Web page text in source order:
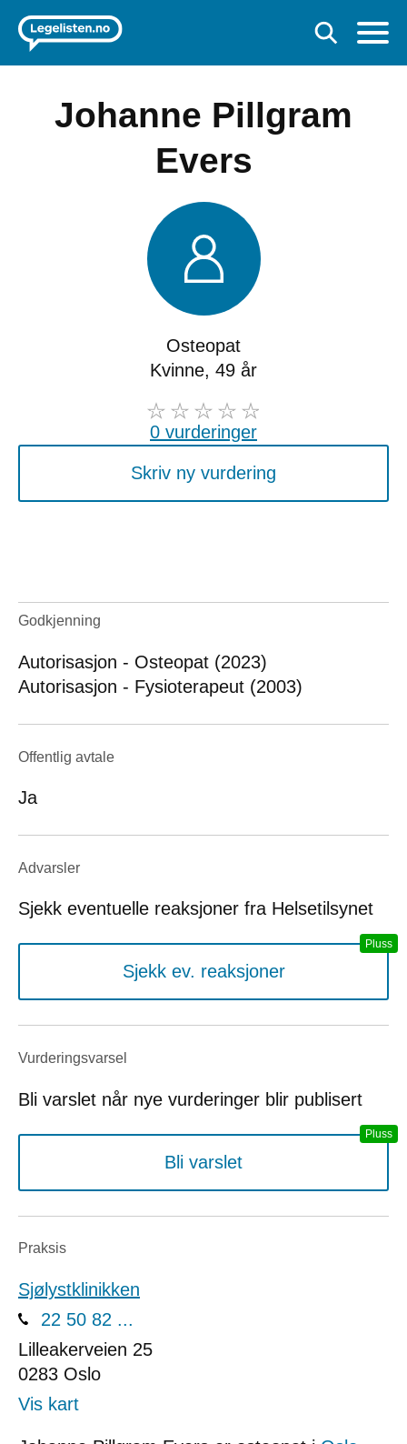
Johanne Pillgram
Evers
Osteopat
Kvinne, 49 år
0 vurderinger
Skriv ny vurdering
Godkjenning
Autorisasjon - Osteopat (2023)
Autorisasjon - Fysioterapeut (2003)
Offentlig avtale
Ja
Advarsler
Sjekk eventuelle reaksjoner fra Helsetilsynet
Sjekk ev. reaksjoner
Vurderings­varsel
Bli varslet når nye vurderinger blir publisert
Bli varslet
Praksis
Sjølystklinikken
22 50 82 ...
Lilleakerveien 25
0283 Oslo
Vis kart